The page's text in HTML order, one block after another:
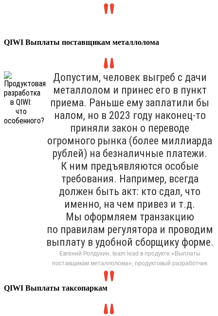
QIWI Выплаты поставщикам металлолома
Допустим, человек выгреб с дачи
металлолом и принес его в пункт
приема. Раньше ему заплатили бы
налом, но в 2023 году наконец-то
приняли закон о переводе
огромного рынка (более миллиарда
рублей) на безналичные платежи.
К ним предъявляются особые
требования. Например, всегда
должен быть акт: кто сдал, что
именно, на чем привез и т.д.
Мы оформляем транзакцию
по правилам регулятора и проводим
выплату в удобной сборщику форме.
Евгений Ролдухин, team lead в продукте «Выплаты
поставщикам металлолома», продуктовый разработчик
QIWI Выплаты таксопаркам